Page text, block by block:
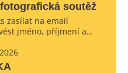
fotografická soutěž
zasílat na email
jméno, příjmení a…